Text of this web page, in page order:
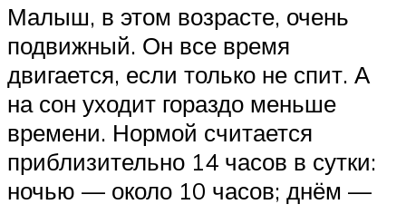
Малыш, в этом возрасте, очень
подвижный. Он все время
двигается, если только не спит. А
на сон уходит гораздо меньше
времени. Нормой считается
приблизительно 14 часов в сутки:
ночью — около 10 часов; днём —